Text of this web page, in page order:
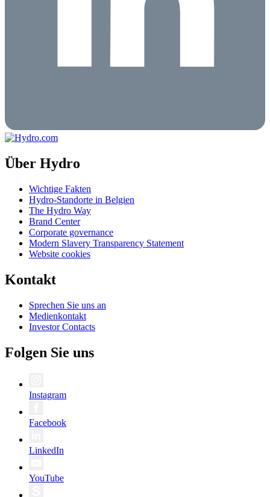
Über Hydro
Wichtige Fakten
Hydro-Standorte in Belgien
The Hydro Way
Brand Center
Corporate governance
Modern Slavery Transparency Statement
Website cookies
Kontakt
Sprechen Sie uns an
Medienkontakt
Investor Contacts
Folgen Sie uns
Instagram
Facebook
LinkedIn
YouTube